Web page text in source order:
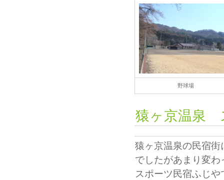
野球場
猿ヶ京温泉
猿ヶ京温泉の民宿
でしたがあまり変
スポーツ民宿ふじ